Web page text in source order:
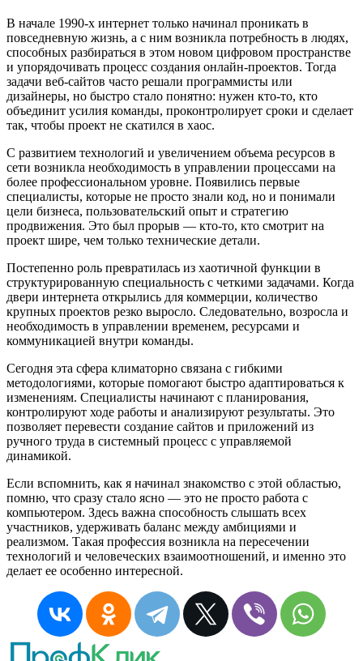
В начале 1990-х интернет только начинал проникать в
повседневную жизнь, а с ним возникла потребность в людях,
способных разбираться в этом новом цифровом пространстве
и упорядочивать процесс создания онлайн-проектов. Тогда
задачи веб-сайтов часто решали программисты или
дизайнеры, но быстро стало понятно: нужен кто-то, кто
объединит усилия команды, проконтролирует сроки и сделает
так, чтобы проект не скатился в хаос.
С развитием технологий и увеличением объема ресурсов в
сети возникла необходимость в управлении процессами на
более профессиональном уровне. Появились первые
специалисты, которые не просто знали код, но и понимали
цели бизнеса, пользовательский опыт и стратегию
продвижения. Это был прорыв — кто-то, кто смотрит на
проект шире, чем только технические детали.
Постепенно роль превратилась из хаотичной функции в
структурированную специальность с четкими задачами. Когда
двери интернета открылись для коммерции, количество
крупных проектов резко выросло. Следовательно, возросла и
необходимость в управлении временем, ресурсами и
коммуникацией внутри команды.
Сегодня эта сфера климаторно связана с гибкими
методологиями, которые помогают быстро адаптироваться к
изменениям. Специалисты начинают с планирования,
контролируют ходе работы и анализируют результаты. Это
позволяет перевести создание сайтов и приложений из
ручного труда в системный процесс с управляемой
динамикой.
Если вспомнить, как я начинал знакомство с этой областью,
помню, что сразу стало ясно — это не просто работа с
компьютером. Здесь важна способность слышать всех
участников, удерживать баланс между амбициями и
реализмом. Такая профессия возникла на пересечении
технологий и человеческих взаимоотношений, и именно это
делает ее особенно интересной.